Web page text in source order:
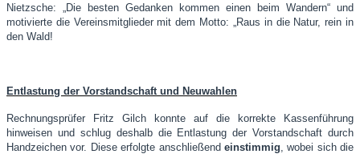
Nietzsche: „Die besten Gedanken kommen einen beim Wandern“ und
motivierte die Vereinsmitglieder mit dem Motto: „Raus in die Natur, rein in
den Wald!
Entlastung der Vorstandschaft und Neuwahlen
Rechnungsprüfer Fritz Gilch konnte auf die korrekte Kassenführung
hinweisen und schlug deshalb die Entlastung der Vorstandschaft durch
Handzeichen vor. Diese erfolgte anschließend einstimmig , wobei sich die